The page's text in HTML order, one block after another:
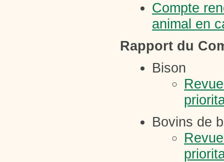
Compte
animal en
Rapport du
Bison
Bovins de